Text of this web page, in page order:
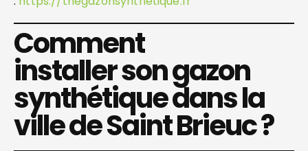
Comment
installer son gazon
synthétique dans la
ville de Saint Brieuc ?